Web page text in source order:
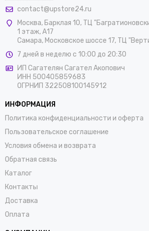
contact@upstore24.ru
Москва,Барклая 10, ТЦ
1 этаж, А17
Самара, Московское шоссе 17, ТЦ
7 дней в неделю с 10:00 до 20:30
ИП Сагателян Сагател Акопович
ИНН 500405859683
ОГРНИП 322508100145912
ИНФОРМАЦИЯ
Политика конфиденциальности и оферта
Пользовательское соглашение
Условия обмена и возврата
Обратная связь
Каталог
Контакты
Доставка
Оплата